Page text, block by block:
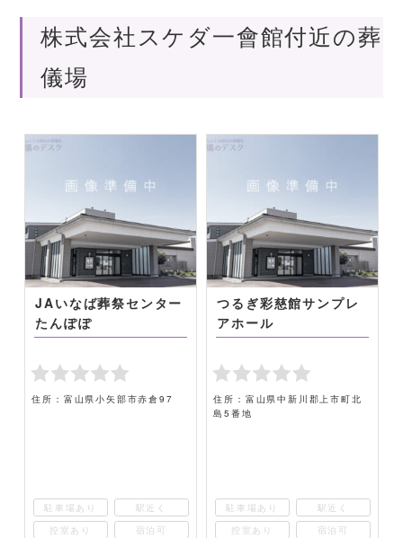
株式会社スケダ一會館付近の葬
儀場
JAいなば葬祭センター
たんぽぽ
住所：富山県小矢部市赤倉97
駐車場あり
駅近く
控室あり
宿泊可
つるぎ彩慈館サンプレ
アホール
住所：富山県中新川郡上市町北
島5番地
駐車場あり
駅近く
控室あり
宿泊可